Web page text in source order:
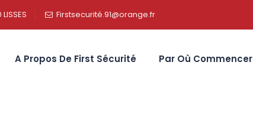
Firstsecurité.91@orange.fr
A Propos De First Sécurité Par Où Commencer